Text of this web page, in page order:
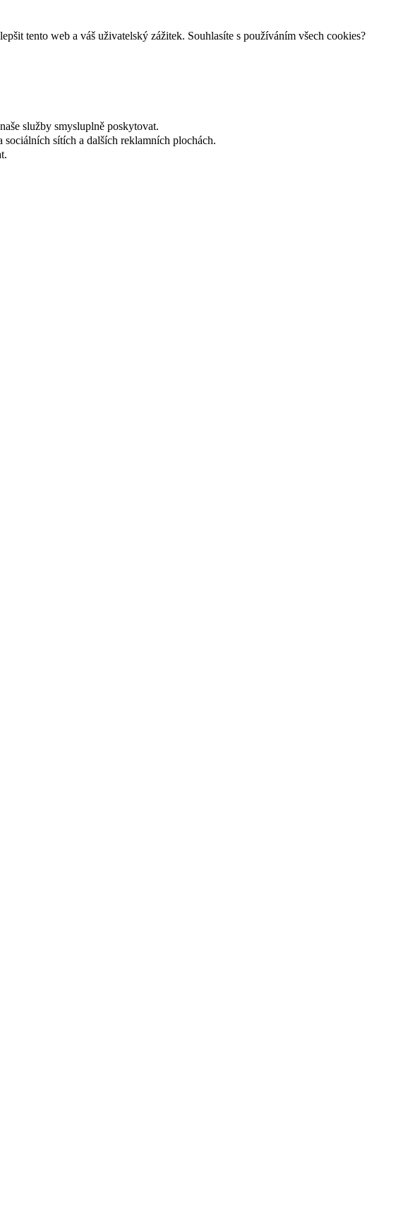
tento web a váš uživatelský zážitek. Souhlasíte s používáním všech cookies?
služby smysluplně poskytovat.
sítích a dalších reklamních plochách.